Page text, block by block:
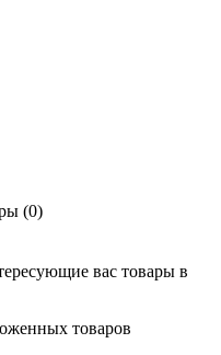
(0)
вас товары в
товаров